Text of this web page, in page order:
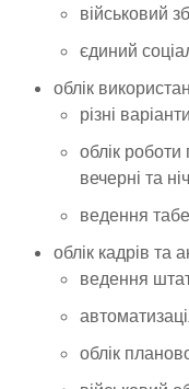
військовий
єдиний
облік
різні
облік роботи
вечерні та
ведення
облік кадрів та
ведення
облік